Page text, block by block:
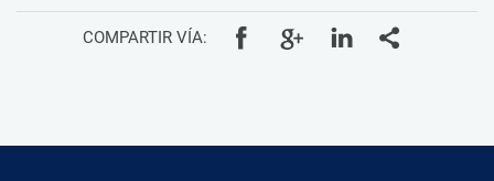
COMPARTIR VÍA: